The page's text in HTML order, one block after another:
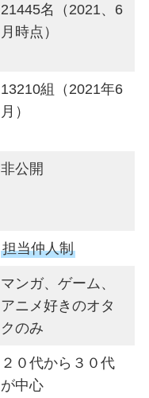
21445名（2021、6
月時点）
13210組（2021年6
月）
非公開
担当仲人制
マンガ、ゲーム、
アニメ好きのオタ
クのみ
２０代から３０代
が中心